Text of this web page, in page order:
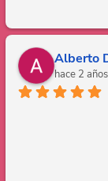
Alberto
hace 2 años